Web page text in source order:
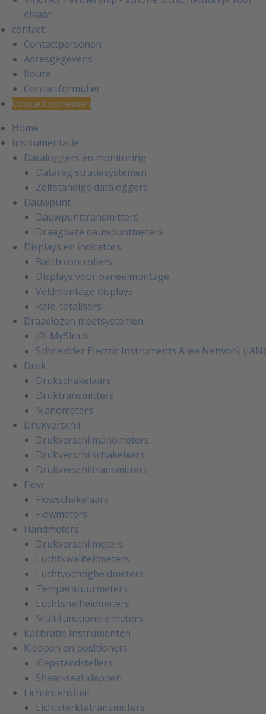
elkaar
contact
Contactpersonen
Adresgegevens
Route
Contactformulier
Contact opnemen
Home
Instrumentatie
Dataloggers en monitoring
Dataregistratiesystemen
Zelfstandige dataloggers
Dauwpunt
Dauwpunttransmitters
Draagbare dauwpuntmeters
Displays en indicators
Batch controllers
Displays voor paneelmontage
Veldmontage displays
Rate-totalisers
Draadlozen meetsystemen
JRI MySirius
Schneidder Electric Instruments Area Network (IAN)
Druk
Drukschakelaars
Druktransmitters
Manometers
Drukverschil
Drukverschilmanometers
Drukverschilschakelaars
Drukverschiltransmitters
Flow
Flowschakelaars
Flowmeters
Handmeters
Drukverschilmeters
Luchtkwaliteitmeters
Luchtvochtigheidmeters
Temperatuurmeters
Luchtsnelheidmeters
Multifunctionele meters
Kalibratie Instrumenten
Kleppen en positioners
Klepstandstellers
Shear-seal kleppen
Lichtintensiteit
Lichtsterktetransmitters